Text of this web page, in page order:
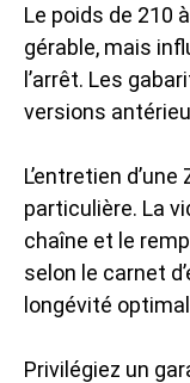
Le poids de 210
gérable, mais
l’arrêt. Les
versions
L’entretien
particulière. La
chaîne et le
selon le carnet
longévité
Privilégiez un